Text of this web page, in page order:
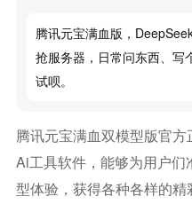
腾讯元宝满血版，
抢服务器，日常问东西、写
试呗。
腾讯元宝满血双模型版官
Ai工具软件，能够为用户
型体验，获得各种各样的